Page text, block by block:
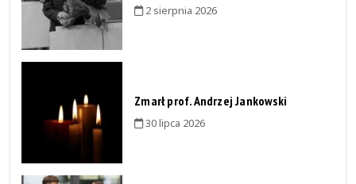
2 sierpnia 2026
Zmarł prof. Andrzej Jankowski
30 lipca 2026